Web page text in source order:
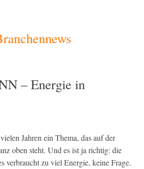
– Energie in
Jahren ein Thema, das auf der
oben steht. Und es ist ja richtig: die
verbraucht zu viel Energie, keine Frage.